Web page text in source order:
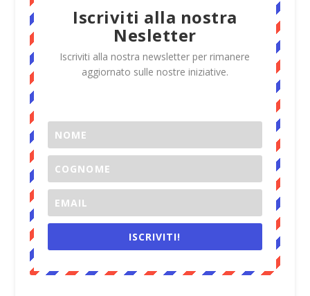
Iscriviti alla nostra
Nesletter
Iscriviti alla nostra newsletter per rimanere
aggiornato sulle nostre iniziative.
ISCRIVITI!